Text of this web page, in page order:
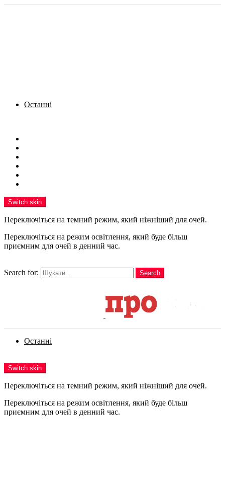
Останні
Switch skin
Переключіться на темний режим, який ніжніший для очей.
Переключіться на режим освітлення, який буде більш
приємним для очей в денний час.
Search for:
Search
Останні
Switch skin
Переключіться на темний режим, який ніжніший для очей.
Переключіться на режим освітлення, який буде більш
приємним для очей в денний час.